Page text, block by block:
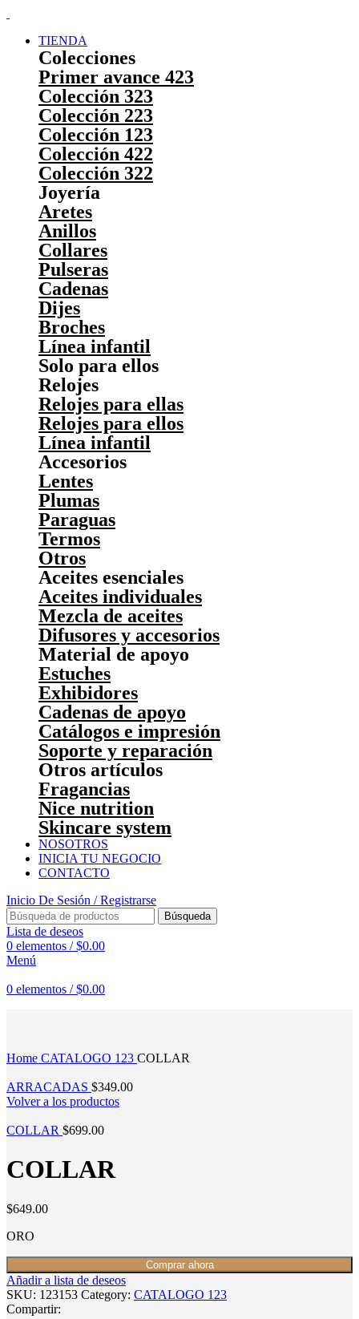
TIENDA
Colecciones
Primer avance 423
Colección 323
Colección 223
Colección 123
Colección 422
Colección 322
Joyería
Aretes
Anillos
Collares
Pulseras
Cadenas
Dijes
Broches
Línea infantil
Solo para ellos
Relojes
Relojes para ellas
Relojes para ellos
Línea infantil
Accesorios
Lentes
Plumas
Paraguas
Termos
Otros
Aceites esenciales
Aceites individuales
Mezcla de aceites
Difusores y accesorios
Material de apoyo
Estuches
Exhibidores
Cadenas de apoyo
Catálogos e impresión
Soporte y reparación
Otros artículos
Fragancias
Nice nutrition
Skincare system
NOSOTROS
INICIA TU NEGOCIO
CONTACTO
Inicio De Sesión / Registrarse
Búsqueda
Lista de deseos
0 elementos / $0.00
Menú
0 elementos / $0.00
Home CATALOGO 123 COLLAR
ARRACADAS $349.00
Volver a los productos
COLLAR $699.00
COLLAR
$649.00
ORO
Comprar ahora
Añadir a lista de deseos
SKU: 123153 Category: CATALOGO 123
Compartir: